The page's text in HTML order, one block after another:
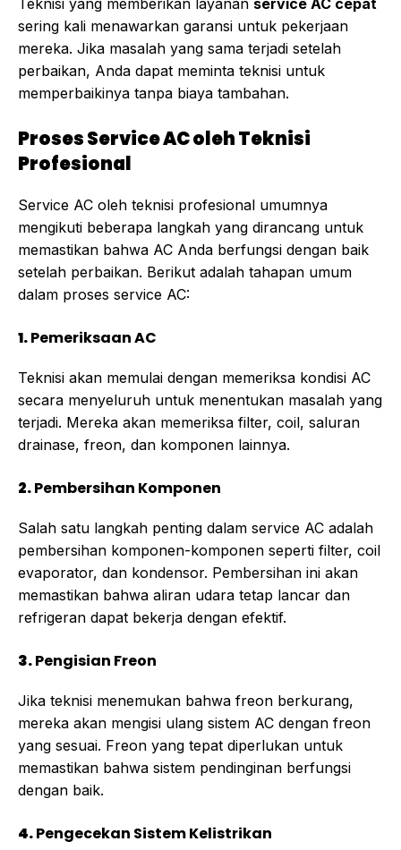
Teknisi yang memberikan layanan service AC cepat
sering kali menawarkan garansi untuk pekerjaan
mereka. Jika masalah yang sama terjadi setelah
perbaikan, Anda dapat meminta teknisi untuk
memperbaikinya tanpa biaya tambahan.
Proses Service AC oleh Teknisi
Profesional
Service AC oleh teknisi profesional umumnya
mengikuti beberapa langkah yang dirancang untuk
memastikan bahwa AC Anda berfungsi dengan baik
setelah perbaikan. Berikut adalah tahapan umum
dalam proses service AC:
1.Pemeriksaan AC
Teknisi akan memulai dengan memeriksa kondisi AC
secara menyeluruh untuk menentukan masalah yang
terjadi. Mereka akan memeriksa filter, coil, saluran
drainase, freon, dan komponen lainnya.
2.Pembersihan Komponen
Salah satu langkah penting dalam service AC adalah
pembersihan komponen-komponen seperti filter, coil
evaporator, dan kondensor. Pembersihan ini akan
memastikan bahwa aliran udara tetap lancar dan
refrigeran dapat bekerja dengan efektif.
3.Pengisian Freon
Jika teknisi menemukan bahwa freon berkurang,
mereka akan mengisi ulang sistem AC dengan freon
yang sesuai. Freon yang tepat diperlukan untuk
memastikan bahwa sistem pendinginan berfungsi
dengan baik.
4.Pengecekan Sistem Kelistrikan